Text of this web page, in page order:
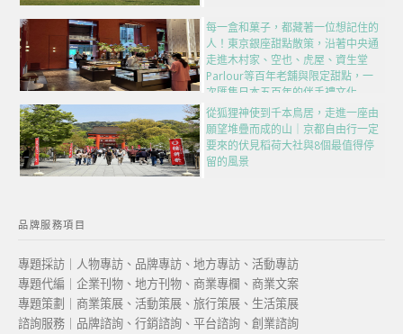
每一盒和菓子，都藏著一位想記住的
人！東京銀座甜點散策，沿著中央通
走進木村家、空也、虎屋、資生堂
Parlour等百年老舖與限定甜點，一
次匯集日本五百年的伴手禮文化
從狐狸神使到千本鳥居，走進一座由
願望堆疊而成的山｜京都自由行一定
要來的伏見稻荷大社與8個最值得停
留的風景
品牌服務項目
專題採訪｜人物專訪、品牌專訪、地方專訪、活動專訪
專題代編｜企業刊物、地方刊物、商業專欄、商業文案
專題策劃｜商業策展、活動策展、旅行策展、生活策展
諮詢服務｜品牌諮詢、行銷諮詢、平台諮詢、創業諮詢